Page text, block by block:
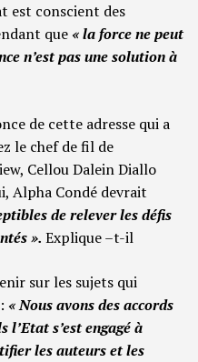
est conscient des
que « la force ne peut
n’est pas une solution à
de cette adresse qui a
le chef de fil de
Cellou Dalein Diallo
Alpha Condé devrait
de relever les défis
». Explique –t-il
sur les sujets qui
« Nous avons des accords
s’est engagé à
les auteurs et les